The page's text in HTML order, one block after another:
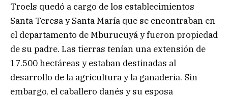
Troels quedó a cargo de los establecimientos
Santa Teresa y Santa María que se encontraban en
el departamento de Mburucuyá y fueron propiedad
de su padre. Las tierras tenían una extensión de
17.500 hectáreas y estaban destinadas al
desarrollo de la agricultura y la ganadería. Sin
embargo, el caballero danés y su esposa